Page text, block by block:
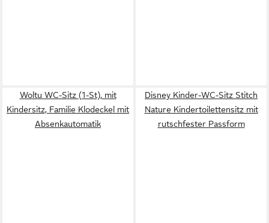
Woltu WC-Sitz (1-St), mit
Kindersitz, Familie Klodeckel mit
Absenkautomatik
Disney Kinder-WC-Sitz Stitch
Nature Kindertoilettensitz mit
rutschfester Passform